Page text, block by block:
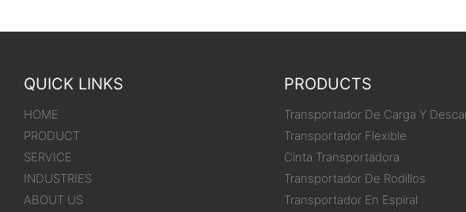
QUICK LINKS
HOME
PRODUCT
SERVICE
INDUSTRIES
ABOUT US
PRODUCTS
Transportador De Carga Y
Transportador Flexible
Cinta Transportadora
Transportador De Rodillos
Transportador En Espiral